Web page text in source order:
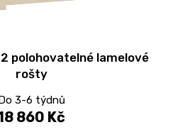
polohovatelné lamelové
rošty
3-6 týdnů
860 Kč